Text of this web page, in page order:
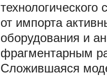
от импорта
оборудования и
фрагментарным
Сложившаяся